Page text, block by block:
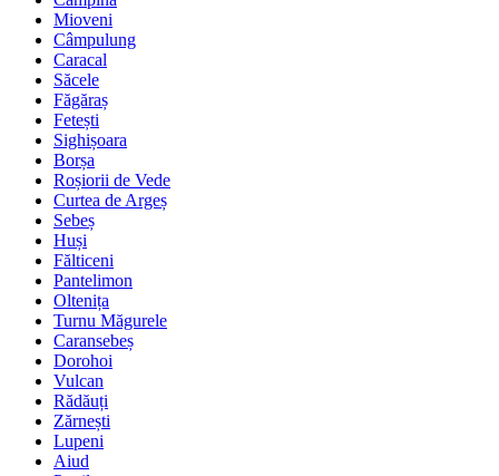
Mioveni
Câmpulung
Caracal
Săcele
Făgăraș
Fetești
Sighișoara
Borșa
Roșiorii de Vede
Curtea de Argeș
Sebeș
Huși
Fălticeni
Pantelimon
Oltenița
Turnu Măgurele
Caransebeș
Dorohoi
Vulcan
Rădăuți
Zărnești
Lupeni
Aiud